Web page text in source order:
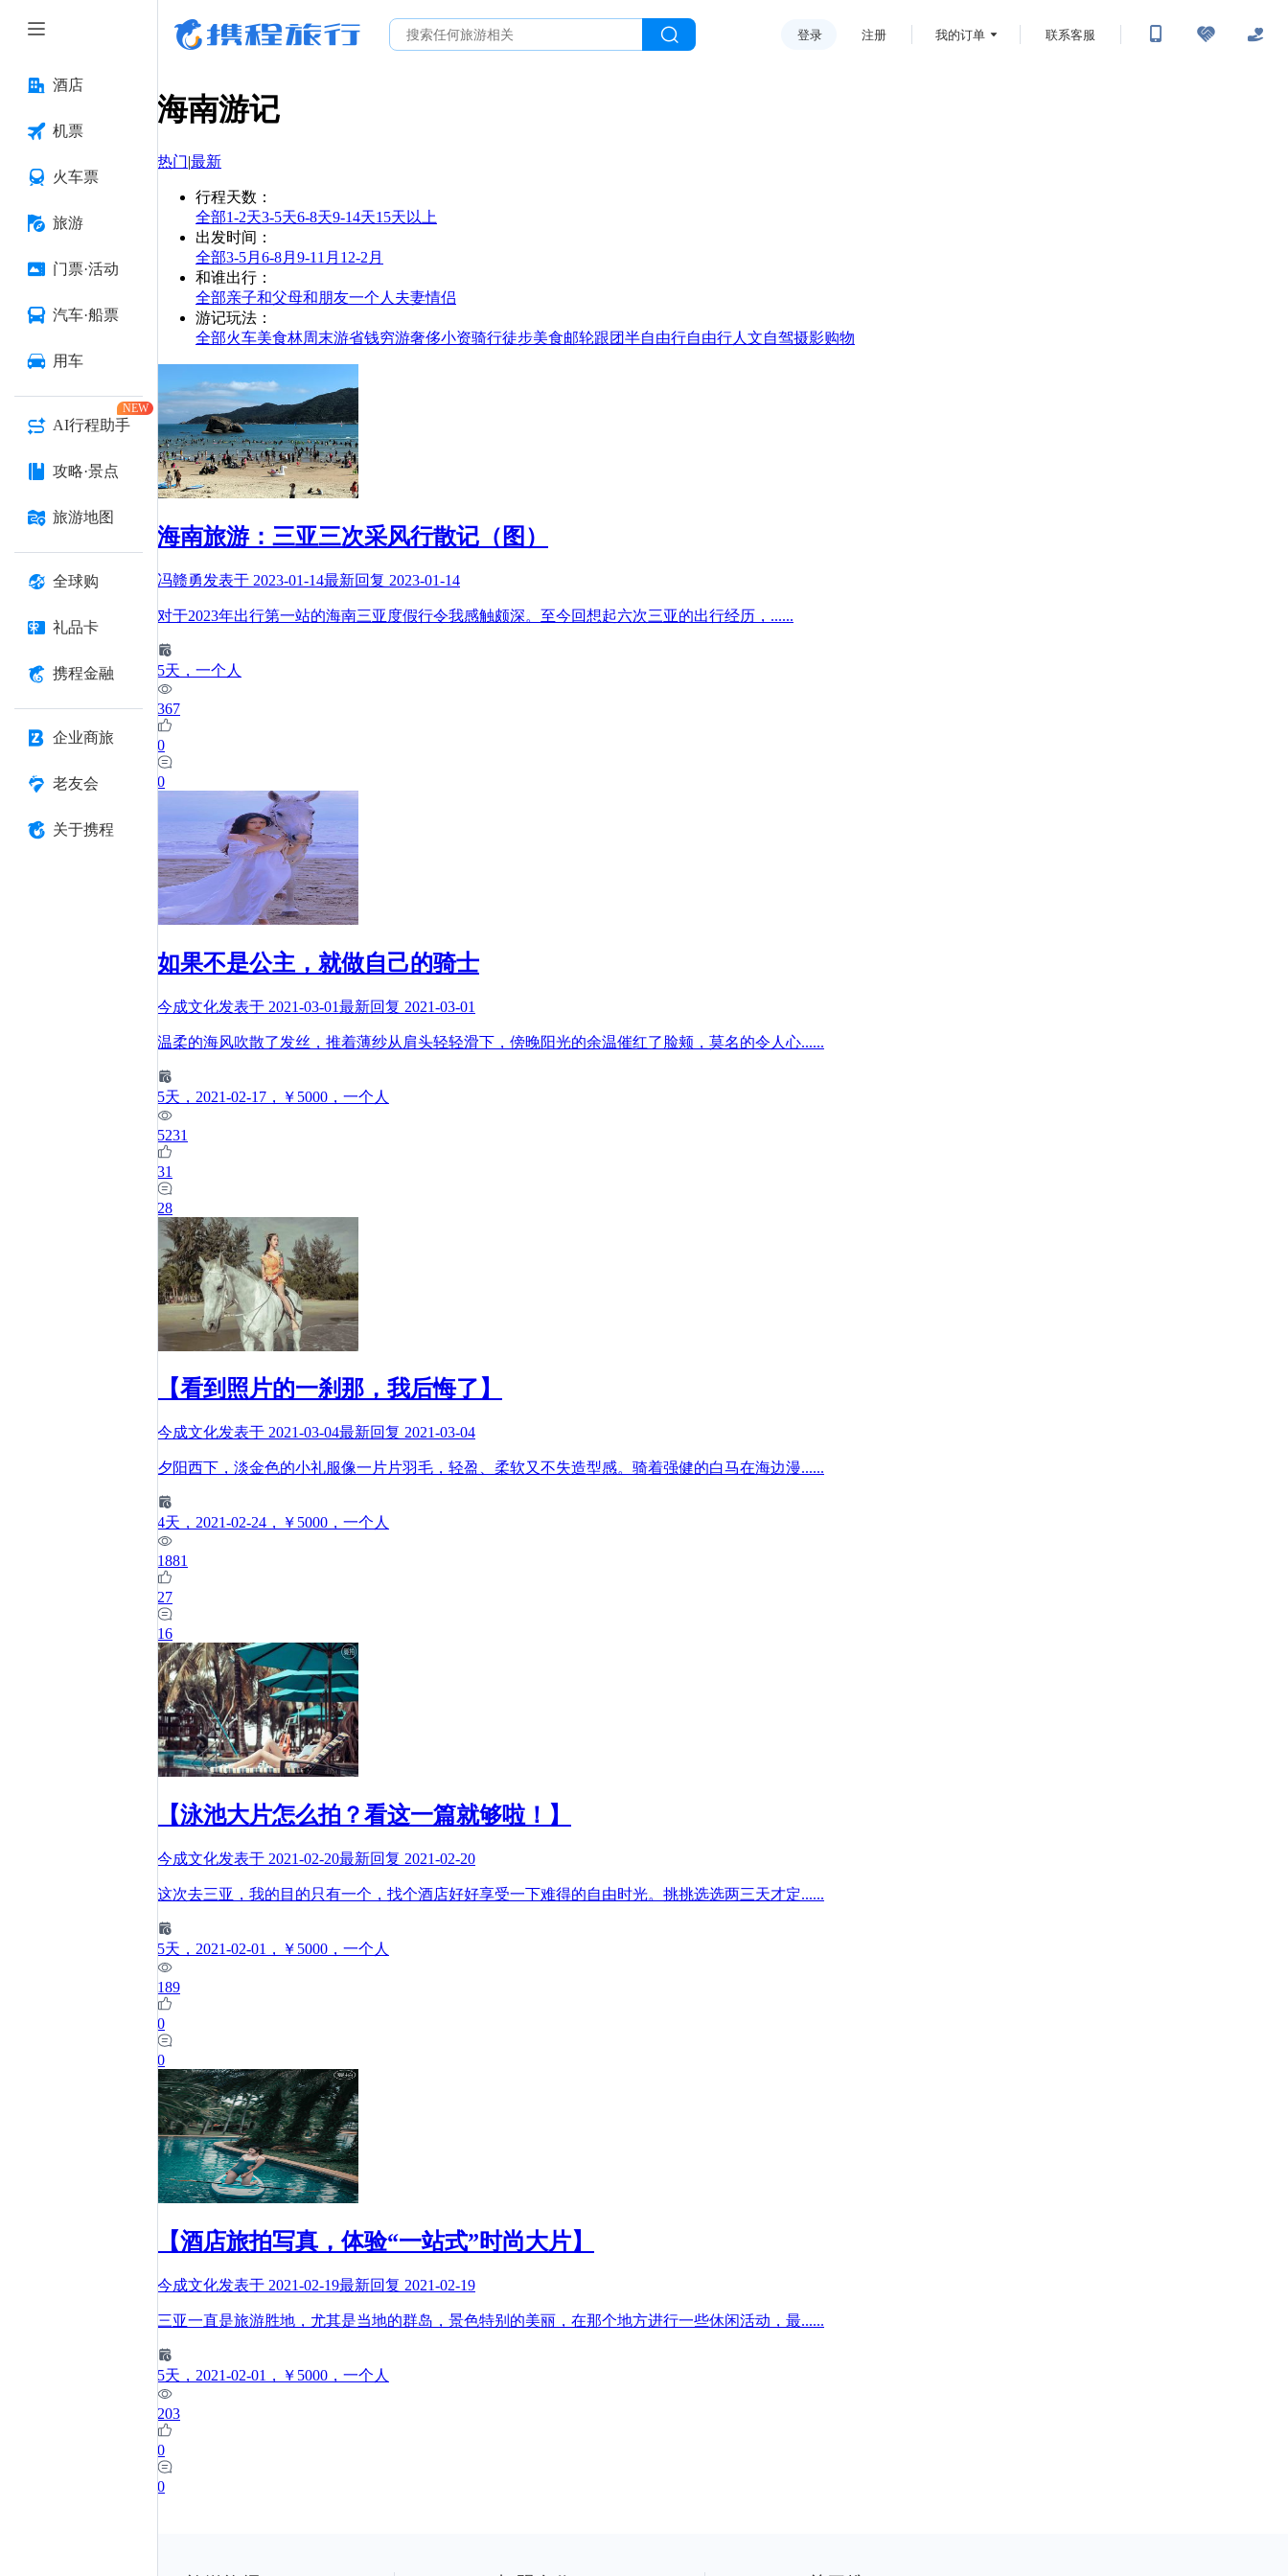
酒店
机票
火车票
旅游
门票·活动
汽车·船票
用车
AI行程助手
NEW
攻略·景点
旅游地图
全球购
礼品卡
携程金融
企业商旅
老友会
关于携程
登录 注册 我的订单 联系客服
海南游记
热门|最新
行程天数 ：
全部1-2天3-5天6-8天9-14天15天以上
出发时间 ：
全部3-5月 6-8月 9-11月 12-2月
和谁出行 ：
全部亲子和父母和朋友一个人 夫妻情侣
游记玩法 ：
全部火车美食林周末游省钱穷游奢侈小资骑行徒步美食邮轮跟团半自由行自由行人文自驾摄影购物
海南旅游：三亚三次采风行散记（图）
冯赣勇发表于 2023-01-14最新回复 2023-01-14
对于2023年出行第一站的海南三亚度假行令我感触颇深。至今回想起六次三亚的出行经历， ......
5天 ，一个人
367
0
0
如果不是公主，就做自己的骑士
今成文化发表于 2021-03-01最新回复 2021-03-01
温柔的海风吹散了发丝，推着薄纱从肩头轻轻滑下，傍晚阳光的余温催红了脸颊，莫名的令人心......
5天 ，2021-02-17 ，￥5000 ，一个人
5231
31
28
【看到照片的一刹那，我后悔了】
今成文化发表于 2021-03-04最新回复 2021-03-04
夕阳西下，淡金色的小礼服像一片片羽毛，轻盈、柔软又不失造型感。骑着强健的白马在海边漫......
4天 ，2021-02-24 ，￥5000 ，一个人
1881
27
16
【泳池大片怎么拍？看这一篇就够啦！】
今成文化发表于 2021-02-20最新回复 2021-02-20
这次去三亚，我的目的只有一个，找个酒店好好享受一下难得的自由时光。挑挑选选两三天才定......
5天 ，2021-02-01 ，￥5000 ，一个人
189
0
0
【酒店旅拍写真，体验“一站式”时尚大片】
今成文化发表于 2021-02-19最新回复 2021-02-19
三亚一直是旅游胜地，尤其是当地的群岛，景色特别的美丽，在那个地方进行一些休闲活动，最......
5天 ，2021-02-01 ，￥5000 ，一个人
203
0
0